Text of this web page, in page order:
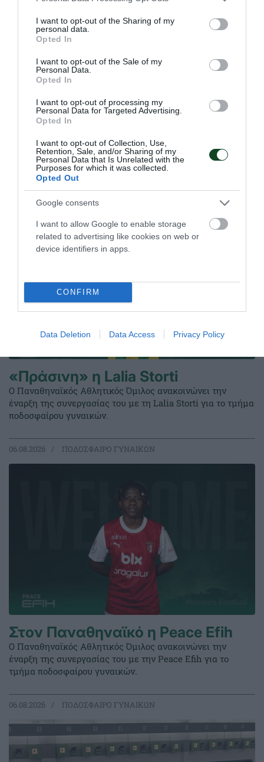
not limited to your visit or usage behaviour. You may click to
grant or deny consent to Google and its third-party tags to
use your data for below specified purposes in below Google
consent section.
I want to opt-out of the Sharing of my
personal data.
Opted In
I want to opt-out of the Sale of my
Personal Data.
Opted In
I want to opt-out of processing my
Personal Data for Targeted Advertising.
Opted In
I want to opt-out of Collection, Use,
Retention, Sale, and/or Sharing of my
Personal Data that Is Unrelated with the
Purposes for which it was collected.
Opted Out
Google consents
I want to allow Google to enable storage
related to advertising like cookies on web or
device identifiers in apps.
CONFIRM
Data Deletion Data Access Privacy Policy
γκολ
Ο Παναθηναϊκός έχει δύο εκπροσώπους της στην Εθνική
Βελγίου με 1-0
13.04.2026 ΑΚΑΔΗΜΙΑ ΠΟΔΟΣΦΑΙΡΟΥ ΓΥΝΑΙΚΩΝ
ΤΕΛΕΥΤΑΙΑ ΝΕΑ
«Πράσινη» η Lalia Storti
Ο Παναθηναϊκός Αθλητικός Όμιλος ανακοινώνει την
έναρξη της συνεργασίας του με τη Lalia Storti για το τμήμα
ποδοσφαίρου γυναικών.
06.08.2026 ΠΟΔΟΣΦΑΙΡΟ ΓΥΝΑΙΚΩΝ
Στον Παναθηναϊκό η Peace Efih
Ο Παναθηναϊκός Αθλητικός Όμιλος ανακοινώνει την
έναρξη της συνεργασίας του με την Peace Efih για το
τμήμα ποδοσφαίρου γυναικών.
06.08.2026 ΠΟΔΟΣΦΑΙΡΟ ΓΥΝΑΙΚΩΝ